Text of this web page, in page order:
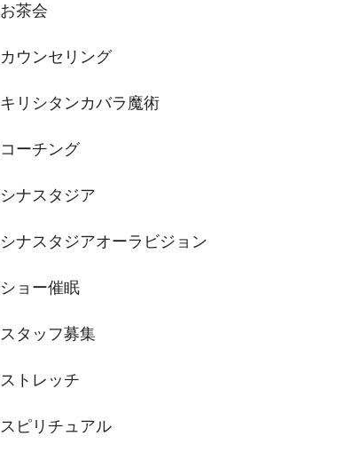
お茶会
カウンセリング
キリシタンカバラ魔術
コーチング
シナスタジア
シナスタジアオーラビジョン
ショー催眠
スタッフ募集
ストレッチ
スピリチュアル